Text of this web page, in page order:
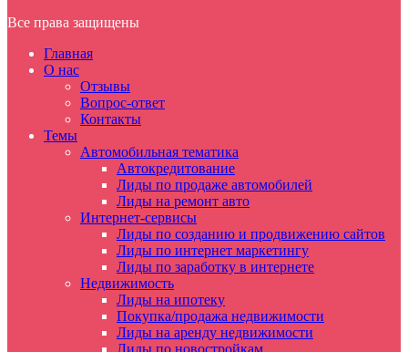
Все права защищены
Главная
О нас
Отзывы
Вопрос-ответ
Контакты
Темы
Автомобильная тематика
Автокредитование
Лиды по продаже автомобилей
Лиды на ремонт авто
Интернет-сервисы
Лиды по созданию и продвижению сайтов
Лиды по интернет маркетингу
Лиды по заработку в интернете
Недвижимость
Лиды на ипотеку
Покупка/продажа недвижимости
Лиды на аренду недвижимости
Лиды по новостройкам